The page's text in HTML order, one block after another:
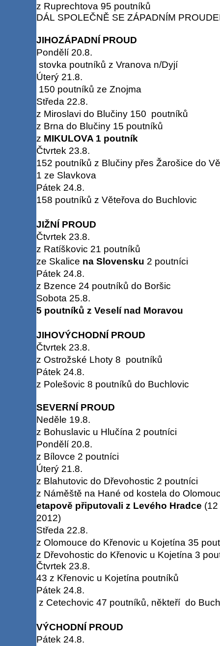
z Ruprechtova 95 poutníků
DÁL SPOLEČNĚ SE ZÁPADNÍM
JIHOZÁPADNÍ PROUD
Pondělí 20.8.
stovka poutníků z Vranova n/Dyjí
Úterý 21.8.
150 poutníků ze Znojma
Středa 22.8.
z Miroslavi do Blučiny 150 poutníků
z Brna do Blučiny 15 poutníků
z MIKULOVA 1 poutník
Čtvrtek 23.8.
152 poutníků z Blučiny přes Žarošice do
1 ze Slavkova
Pátek 24.8.
158 poutníků z Věteřova do Buchlovic
JIŽNÍ PROUD
Čtvrtek 23.8.
z Ratíškovic 21 poutníků
ze Skalice na Slovensku 2 poutníci
Pátek 24.8.
z Bzence 24 poutníků do Boršic
Sobota 25.8.
5 poutníků z Veselí nad Moravou
JIHOVÝCHODNÍ PROUD
Čtvrtek 23.8.
z Ostrožské Lhoty 8 poutníků
Pátek 24.8.
z Polešovic 8 poutníků do Buchlovic
SEVERNÍ PROUD
Neděle 19.8.
z Bohuslavic u Hlučína 2 poutníci
Pondělí 20.8.
z Bílovce 2 poutníci
Úterý 21.8.
z Blahutovic do Dřevohostic 2 poutníci
z Náměště na Hané od kostela do
etapově připutovali z Levého Hradce
2012)
Středa 22.8.
z Olomouce do Křenovic u Kojetína 35
z Dřevohostic do Křenovic u Kojetína 3
Čtvrtek 23.8.
43 z Křenovic u Kojetína poutníků
Pátek 24.8.
z Cetechovic 47 poutníků, někteří do
VÝCHODNÍ PROUD
Pátek 24.8.